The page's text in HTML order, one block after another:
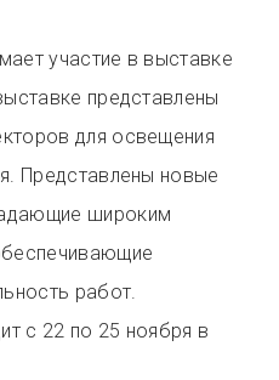
участие в выставке
представлены
для освещения
Представлены новые
широким
работ.
с 22 по 25 ноября в